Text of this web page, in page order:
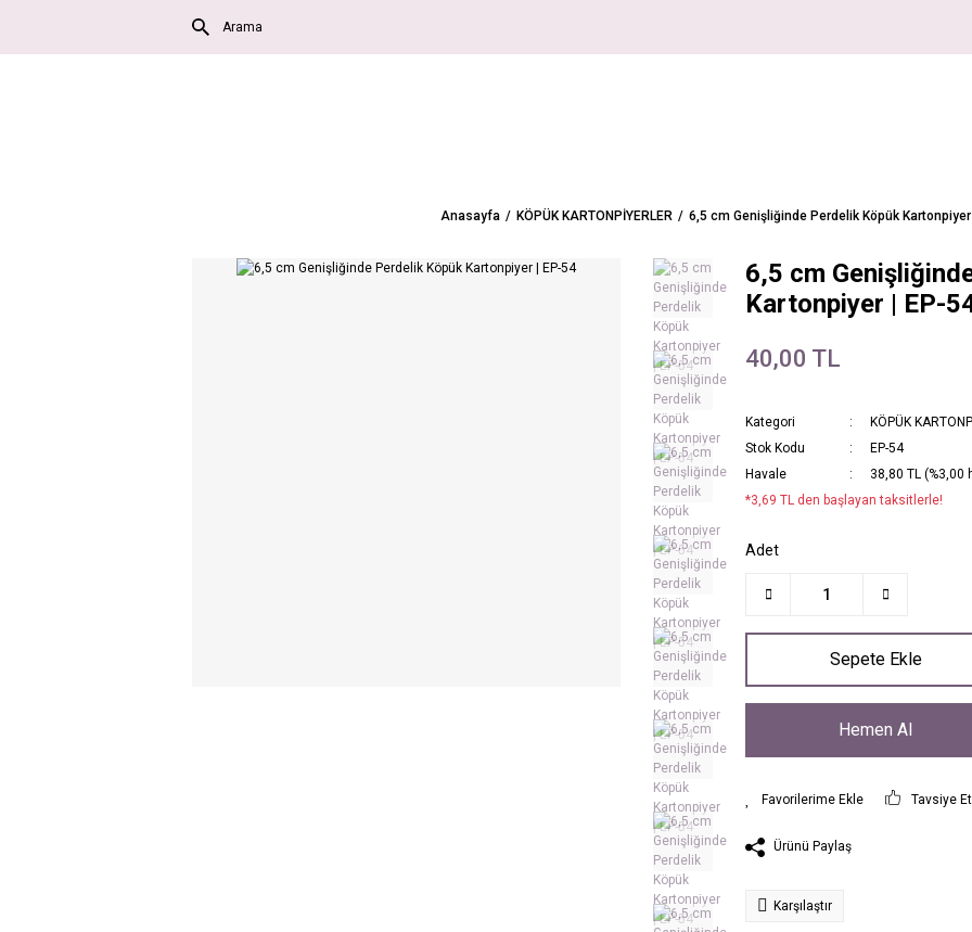
Anasayfa KÖPÜK KARTONPİYERLER 6,5 cm Genişliğinde Perdelik Köpük
6,5 cm
Kartonpiyer | EP-
40,00 TL
Kategori
KÖPÜK
Stok Kodu
EP-54
Havale
38,80 TL (%3,00
*3,69 TL den başlayan taksitlerle!
Adet
Sepete Ekle
Hemen Al
Tavsiye Et
Ürünü Paylaş
Karşılaştır